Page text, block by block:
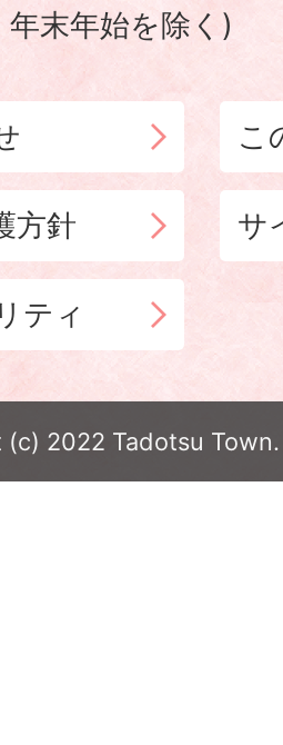
年末年始を除く)
こ
方針 サ
ティ
2022 Tadotsu